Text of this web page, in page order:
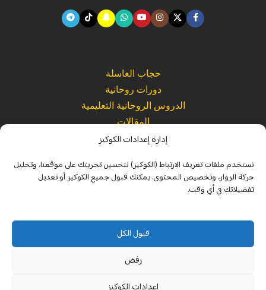
إدارة إعدادات الكوكيز
نستخدم ملفات تعريف الارتباط (الكوكيز) لتحسين تجربتك على موقعنا، وتحليل
حركة الزوار، وتخصيص المحتوى. يمكنك قبول جميع الكوكيز أو تعديل
تفضيلاتك في أي وقت.
قبول الكل
رفض
إعدادات الكوكيز
حجاب الغاسلة
دورات روحانية
الدروس الروحانية التعليمية
المقالات
كتب ومؤلفات حكيم روحاني
اتصل بنا